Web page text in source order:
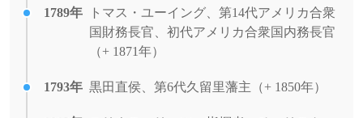
1789年
トマス・ユーイング、第14代アメリカ合衆
国財務長官、初代アメリカ合衆国内務長官
（+ 1871年）
1793年 黒田直侯、第6代久留里藩主（+ 1850年）